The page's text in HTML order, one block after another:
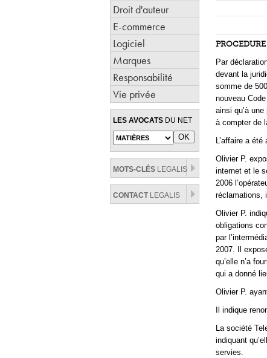
Droit d'auteur
E-commerce
Logiciel
Marques
Responsabilité
Vie privée
LES AVOCATS DU NET
MOTS-CLÉS LEGALIS
CONTACTLEGALIS
Par
devant la
somme de
nouveau
ainsi qu’à
à compter de
L’affaire a
Olivier P.
internet et le
2006
réclamations,
Olivier P.
obligations
par
2007. Il
qu’elle n’a
qui a donné
Olivier P.
Il indique
La société
indiquant
servies.